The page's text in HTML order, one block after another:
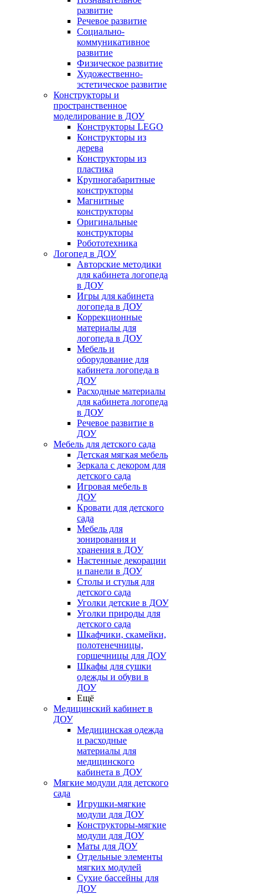
развитие
Речевое развитие
Социально-
коммуникативное
развитие
Физическое развитие
Художественно-
эстетическое развитие
Конструкторы и
пространственное
моделирование в ДОУ
Конструкторы LEGO
Конструкторы из
дерева
Конструкторы из
пластика
Крупногабаритные
конструкторы
Магнитные
конструкторы
Оригинальные
конструкторы
Робототехника
Логопед в ДОУ
Авторские методики
для кабинета логопеда
в ДОУ
Игры для кабинета
логопеда в ДОУ
Коррекционные
материалы для
логопеда в ДОУ
Мебель и
оборудование для
кабинета логопеда в
ДОУ
Расходные материалы
для кабинета логопеда
в ДОУ
Речевое развитие в
ДОУ
Мебель для детского сада
Детская мягкая мебель
Зеркала с декором для
детского сада
Игровая мебель в
ДОУ
Кровати для детского
сада
Мебель для
зонирования и
хранения в ДОУ
Настенные декорации
и панели в ДОУ
Столы и стулья для
детского сада
Уголки детские в ДОУ
Уголки природы для
детского сада
Шкафчики, скамейки,
полотенечницы,
горшечницы для ДОУ
Шкафы для сушки
одежды и обуви в
ДОУ
Ещё
Медицинский кабинет в
ДОУ
Медицинская одежда
и расходные
материалы для
медицинского
кабинета в ДОУ
Мягкие модули для детского
сада
Игрушки-мягкие
модули для ДОУ
Конструкторы-мягкие
модули для ДОУ
Маты для ДОУ
Отдельные элементы
мягких модулей
Сухие бассейны для
ДОУ